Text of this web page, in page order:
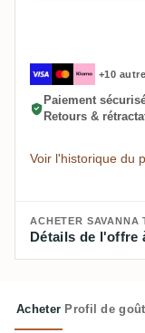
+10
Paiement
Retours &
Voir l'historique du
Détails de l'offre
Acheter Profil de goût